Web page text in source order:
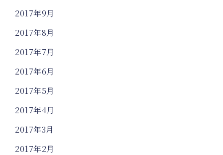
2017年9月
2017年8月
2017年7月
2017年6月
2017年5月
2017年4月
2017年3月
2017年2月